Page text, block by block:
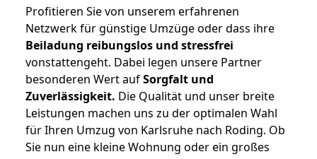
Profitieren Sie von unserem erfahrenen
Netzwerk für günstige Umzüge oder dass ihre
Beiladung reibungslos und stressfrei
vonstattengeht. Dabei legen unsere Partner
besonderen Wert aufSorgfalt und
Zuverlässigkeit. Die Qualität und unser breite
Leistungen machen uns zu der optimalen Wahl
für Ihren Umzug von Karlsruhe nach Roding. Ob
Sie nun eine kleine Wohnung oder ein großes